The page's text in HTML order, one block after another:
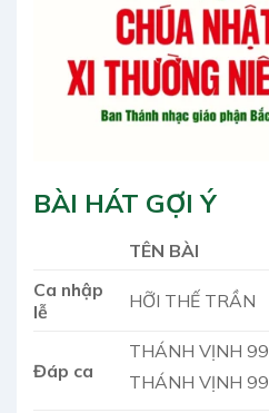
BÀI HÁT GỢI Ý
TÊN BÀI
Ca nhập
lễ
HỠI THẾ TRẦN
Đáp ca
THÁNH VỊNH 99
THÁNH VỊNH 99